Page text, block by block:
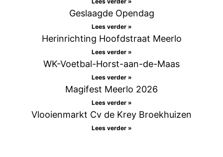
Geslaagde Opendag
Lees verder »
Herinrichting Hoofdstraat Meerlo
Lees verder »
WK-Voetbal-Horst-aan-de-Maas
Lees verder »
Magifest Meerlo 2026
Lees verder »
Vlooienmarkt Cv de Krey Broekhuizen
Lees verder »